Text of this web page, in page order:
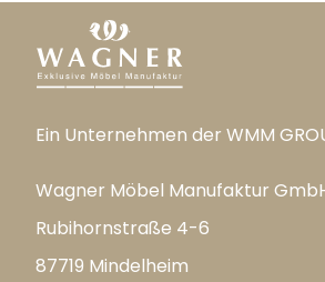
Ein Unternehmen der WMM
Wagner Möbel Manufaktur
Rubihornstraße 4-6
87719 Mindelheim